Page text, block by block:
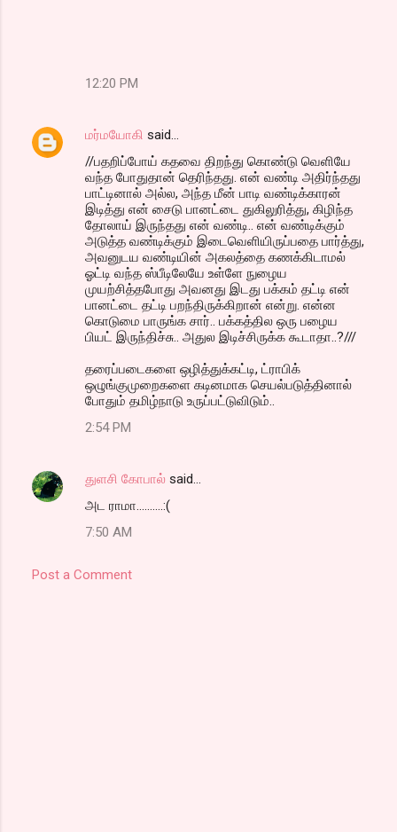
12:20 PM
மர்மயோகி said…
//பதறிப்போய் கதவை திறந்து கொண்டு வெளியே
வந்த போதுதான் தெரிந்தது. என் வண்டி அதிர்ந்தது
பாட்டினால் அல்ல, அந்த மீன் பாடி வண்டிக்காரன்
இடித்து என் சைடு பானட்டை துகிலுரித்து, கிழிந்த
தோலாய் இருந்தது என் வண்டி.. என் வண்டிக்கும்
அடுத்த வண்டிக்கும் இடைவெளியிருப்பதை பார்த்து,
அவனுடய வண்டியின் அகலத்தை கணக்கிடாமல்
ஓட்டி வந்த ஸ்பீடிலேயே உள்ளே நுழைய
முயற்சித்தபோது அவனது இடது பக்கம் தட்டி என்
பானட்டை தட்டி பறந்திருக்கிறான் என்று. என்ன
கொடுமை பாருங்க சார்.. பக்கத்தில ஒரு பழைய
பியட் இருந்திச்சு.. அதுல இடிச்சிருக்க கூடாதா..?///
தரைப்படைகளை ஒழித்துக்கட்டி, ட்ராபிக்
ஒழுங்குமுறைகளை கடினமாக செயல்படுத்தினால்
போதும் தமிழ்நாடு உருப்பட்டுவிடும்..
2:54 PM
துளசி கோபால் said…
அட ராமா..........:(
7:50 AM
Post a Comment